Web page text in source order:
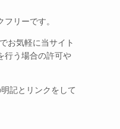
リーです。
お気軽に当サイト
行う場合の許可や
記とリンクをして